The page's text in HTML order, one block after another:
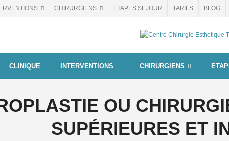
CHIRURGIENS ETAPES SEJOUR TARIFS BLOG
CLINIQUE INTERVENTIONS CHIRURGIENS
OU
SUPÉRIEURES ET